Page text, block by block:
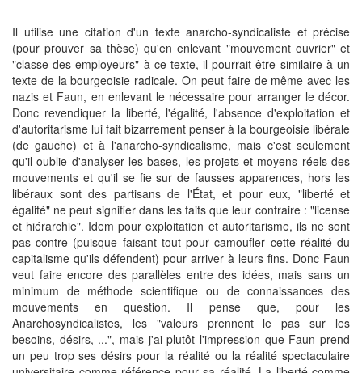
Il utilise une citation d'un texte anarcho-syndicaliste et précise
(pour prouver sa thèse) qu'en enlevant "mouvement ouvrier" et
"classe des employeurs" à ce texte, il pourrait être similaire à un
texte de la bourgeoisie radicale. On peut faire de même avec les
nazis et Faun, en enlevant le nécessaire pour arranger le décor.
Donc revendiquer la liberté, l'égalité, l'absence d'exploitation et
d'autoritarisme lui fait bizarrement penser à la bourgeoisie libérale
(de gauche) et à l'anarcho-syndicalisme, mais c'est seulement
qu'il oublie d'analyser les bases, les projets et moyens réels des
mouvements et qu'il se fie sur de fausses apparences, hors les
libéraux sont des partisans de l'État, et pour eux, "liberté et
égalité" ne peut signifier dans les faits que leur contraire : "license
et hiérarchie". Idem pour exploitation et autoritarisme, ils ne sont
pas contre (puisque faisant tout pour camoufler cette réalité du
capitalisme qu'ils défendent) pour arriver à leurs fins. Donc Faun
veut faire encore des parallèles entre des idées, mais sans un
minimum de méthode scientifique ou de connaissances des
mouvements en question. Il pense que, pour les
Anarchosyndicalistes, les "valeurs prennent le pas sur les
besoins, désirs, ...", mais j'ai plutôt l'impression que Faun prend
un peu trop ses désirs pour la réalité ou la réalité spectaculaire